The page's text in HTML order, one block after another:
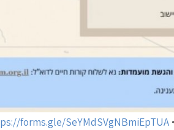
forms.gle/SeYMdSVgNBmiEpTUA